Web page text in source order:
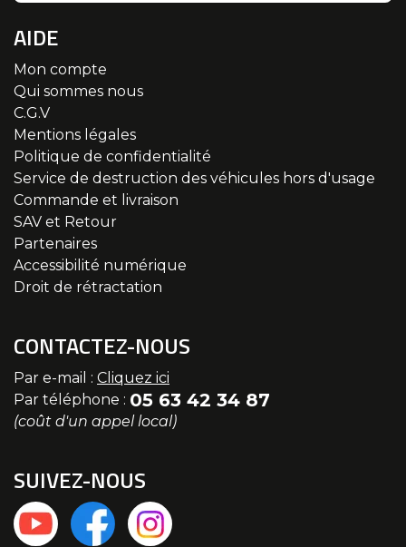
AIDE
Mon compte
Qui sommes nous
C.G.V
Mentions légales
Politique de confidentialité
Service de destruction des véhicules hors d'usage
Commande et livraison
SAV et Retour
Partenaires
Accessibilité numérique
Droit de rétractation
CONTACTEZ-NOUS
Par e-mail : Cliquez ici
Par téléphone : 05 63 42 34 87
(coût d'un appel local)
SUIVEZ-NOUS